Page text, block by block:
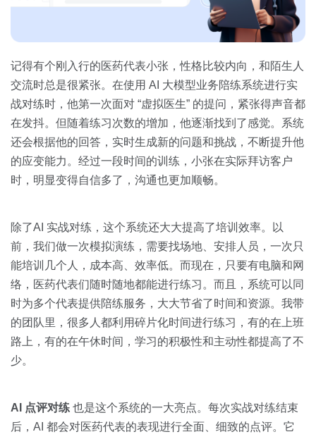
记得有个刚入行的医药代表小张，性格比较内向，和陌生人
交流时总是很紧张。在使用 AI 大模型业务陪练系统进行实
战对练时，他第一次面对 “虚拟医生” 的提问，紧张得声音都
在发抖。但随着练习次数的增加，他逐渐找到了感觉。系统
还会根据他的回答，实时生成新的问题和挑战，不断提升他
的应变能力。经过一段时间的训练，小张在实际拜访客户
时，明显变得自信多了，沟通也更加顺畅。
除了AI 实战对练，这个系统还大大提高了培训效率。以
前，我们做一次模拟演练，需要找场地、安排人员，一次只
能培训几个人，成本高、效率低。而现在，只要有电脑和网
络，医药代表们随时随地都能进行练习。而且，系统可以同
时为多个代表提供陪练服务，大大节省了时间和资源。我带
的团队里，很多人都利用碎片化时间进行练习，有的在上班
路上，有的在午休时间，学习的积极性和主动性都提高了不
少。
AI 点评对练 也是这个系统的一大亮点。每次实战对练结束
后，AI 都会对医药代表的表现进行全面、细致的点评。它